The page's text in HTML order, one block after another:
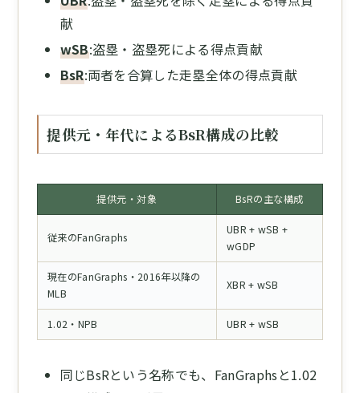
献
wSB:盗塁・盗塁死による得点貢献
BsR:両者を合算した走塁全体の得点貢献
提供元・年代によるBsR構成の比較
提供元・対象 BsRの主な構成
従来のFanGraphs
UBR + wSB +
wGDP
現在のFanGraphs・2016年以降の
MLB
XBR + wSB
1.02・NPB UBR + wSB
同じBsRという名称でも、FanGraphsと1.02